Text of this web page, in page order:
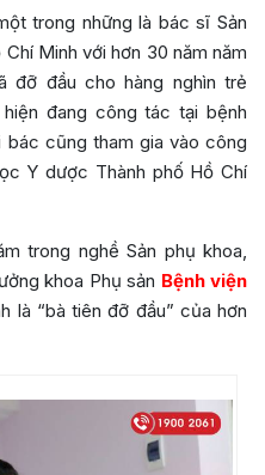
trong những là bác sĩ Sản
Minh với hơn 30 năm năm
đỡ đầu cho hàng nghìn trẻ
đang công tác tại bệnh
cũng tham gia vào công
Y dược Thành phố Hồ Chí
trong nghề Sản phụ khoa,
khoa Phụ sản Bệnh viện
là “bà tiên đỡ đầu” của hơn